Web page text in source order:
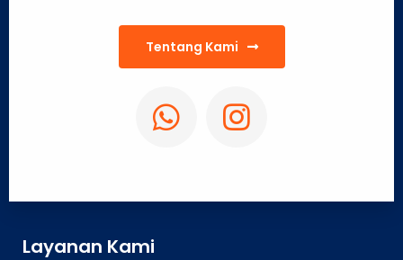
Tentang Kami
Layanan Kami